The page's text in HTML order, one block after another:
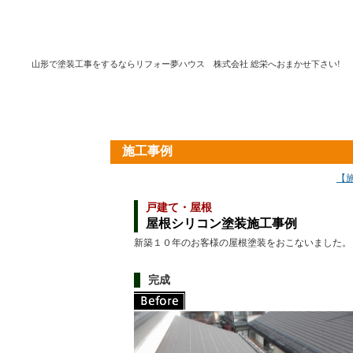
山形で塗装工事をするならリフォー夢ハウス 株式会社 総栄へおまかせ下さい!
施工事例
【
戸建て・屋根
屋根シリコン塗装施工事例
新築１０年のお客様の屋根塗装をおこないました。
完成